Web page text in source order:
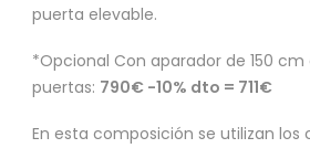
puerta elevable.
*Opcional Con aparador de 150
puertas: 790€ -10% dto = 711€
En esta composición se utilizan los